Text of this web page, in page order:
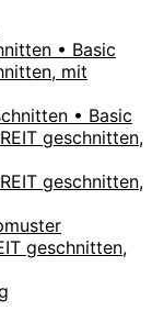
• Basic
mit
• Basic
geschnitten,
geschnitten,
geschnitten,